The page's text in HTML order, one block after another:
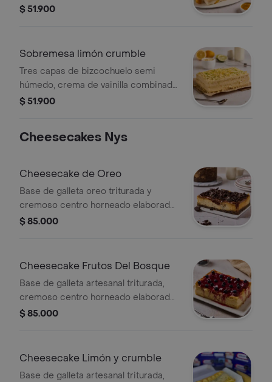
combinada con mermelada natural a
de 18x12 cm 4 a 6 pc.
$ 51.900
Sobremesa limón crumble
Tres capas de bizcochuelo semi
húmedo, crema de vainilla combinada
con curd natural de limón y cubierta
$ 51.900
Cheesecakes Nys
Cheesecake de Oreo
Base de galleta oreo triturada y
cremoso centro horneado elaborado
con queso philadelphia y trozos de
$ 85.000
Cheesecake Frutos Del Bosque
Base de galleta artesanal triturada,
cremoso centro horneado elaborado
con queso philadelphia. cobertura de
$ 85.000
Cheesecake Limón y crumble
Base de galleta artesanal triturada,